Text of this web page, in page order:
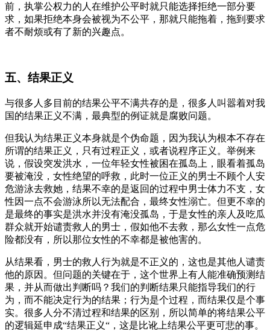
前，执掌公权力的人在维护公平时就只能选择拒绝一部分要
求，如果拒绝本身会被视为不公平，那就只能拖着，拖到要求
者不耐烦或有了新的兴趣点。
五、结果正义
与很多人多目前的结果公平不满共存的是，很多人叫嚣着对我
国的结果正义不满，最典型的例证就是腐败问题。
但我认为结果正义本身就是个伪命题，因为我认为根本不存在
所谓的结果正义，只有过程正义，或者说程序正义。举例来
说，假设突发洪水，一位年轻女性被困在孤岛上，眼看着孤岛
要被淹没，女性绝望的呼救，此时一位正义的男士不顾个人安
危游泳去救她，结果不幸的是返回的过程中男士体力不支，女
性因一点不会游泳所以无法配合，最终女性溺亡。但更不幸的
是最终的事实是洪水并没有淹没孤岛，于是女性的亲人及吃瓜
群众就开始谴责救人的男士，假如他不去救，那么女性一点危
险都没有，所以那位女性的不幸都是被他害的。
从结果看，男士的救人行为就是不正义的，这也是其他人谴责
他的原因。但问题的关键在于，这个世界上有人能准确预测结
果，并从而做出判断吗？我们的判断结果只能指导我们的行
为，而不能决定行为的结果；行为是个过程，而结果仅是个事
实。很多人分不清过程和结果的区别，所以简单的将结果公平
的逻辑延申成“结果正义“，这是比讹上结果公平更可悲的事。